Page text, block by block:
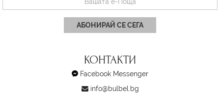
АБОНИРАЙ СЕ СЕГА
КОНТАКТИ
Facebook Messenger
info@bulbel.bg